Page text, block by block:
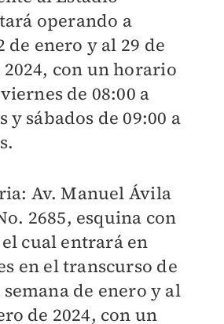
operando a
enero y al 29 de
con un horario
de 08:00 a
y sábados de 09:00 a
Av. Manuel Ávila
2685, esquina con
cual entrará en
en el transcurso de
de enero y al
de 2024, con un